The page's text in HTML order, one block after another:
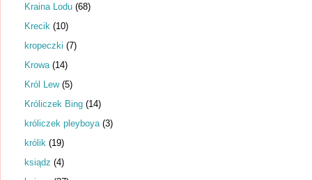
Kraina Lodu (68)
Krecik (10)
kropeczki (7)
Krowa (14)
Król Lew (5)
Króliczek Bing (14)
króliczek pleyboya (3)
królik (19)
ksiądz (4)